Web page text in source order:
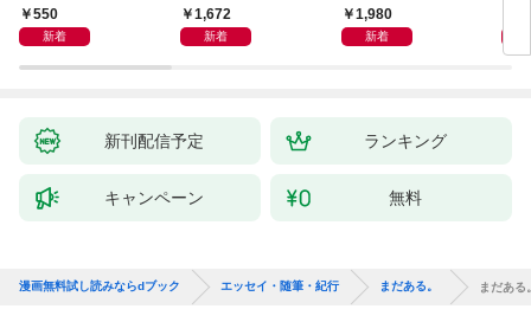
―550
新着
1,672
新着
1,980
新着
新刊配信予定 ランキング
キャンペーン 無料
漫画無料試し読みならdブック エッセイ・随筆・紀行 まだある。 まだあ